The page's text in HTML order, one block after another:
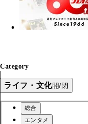
Category
ライフ・文化開/閉
総合
エンタメ